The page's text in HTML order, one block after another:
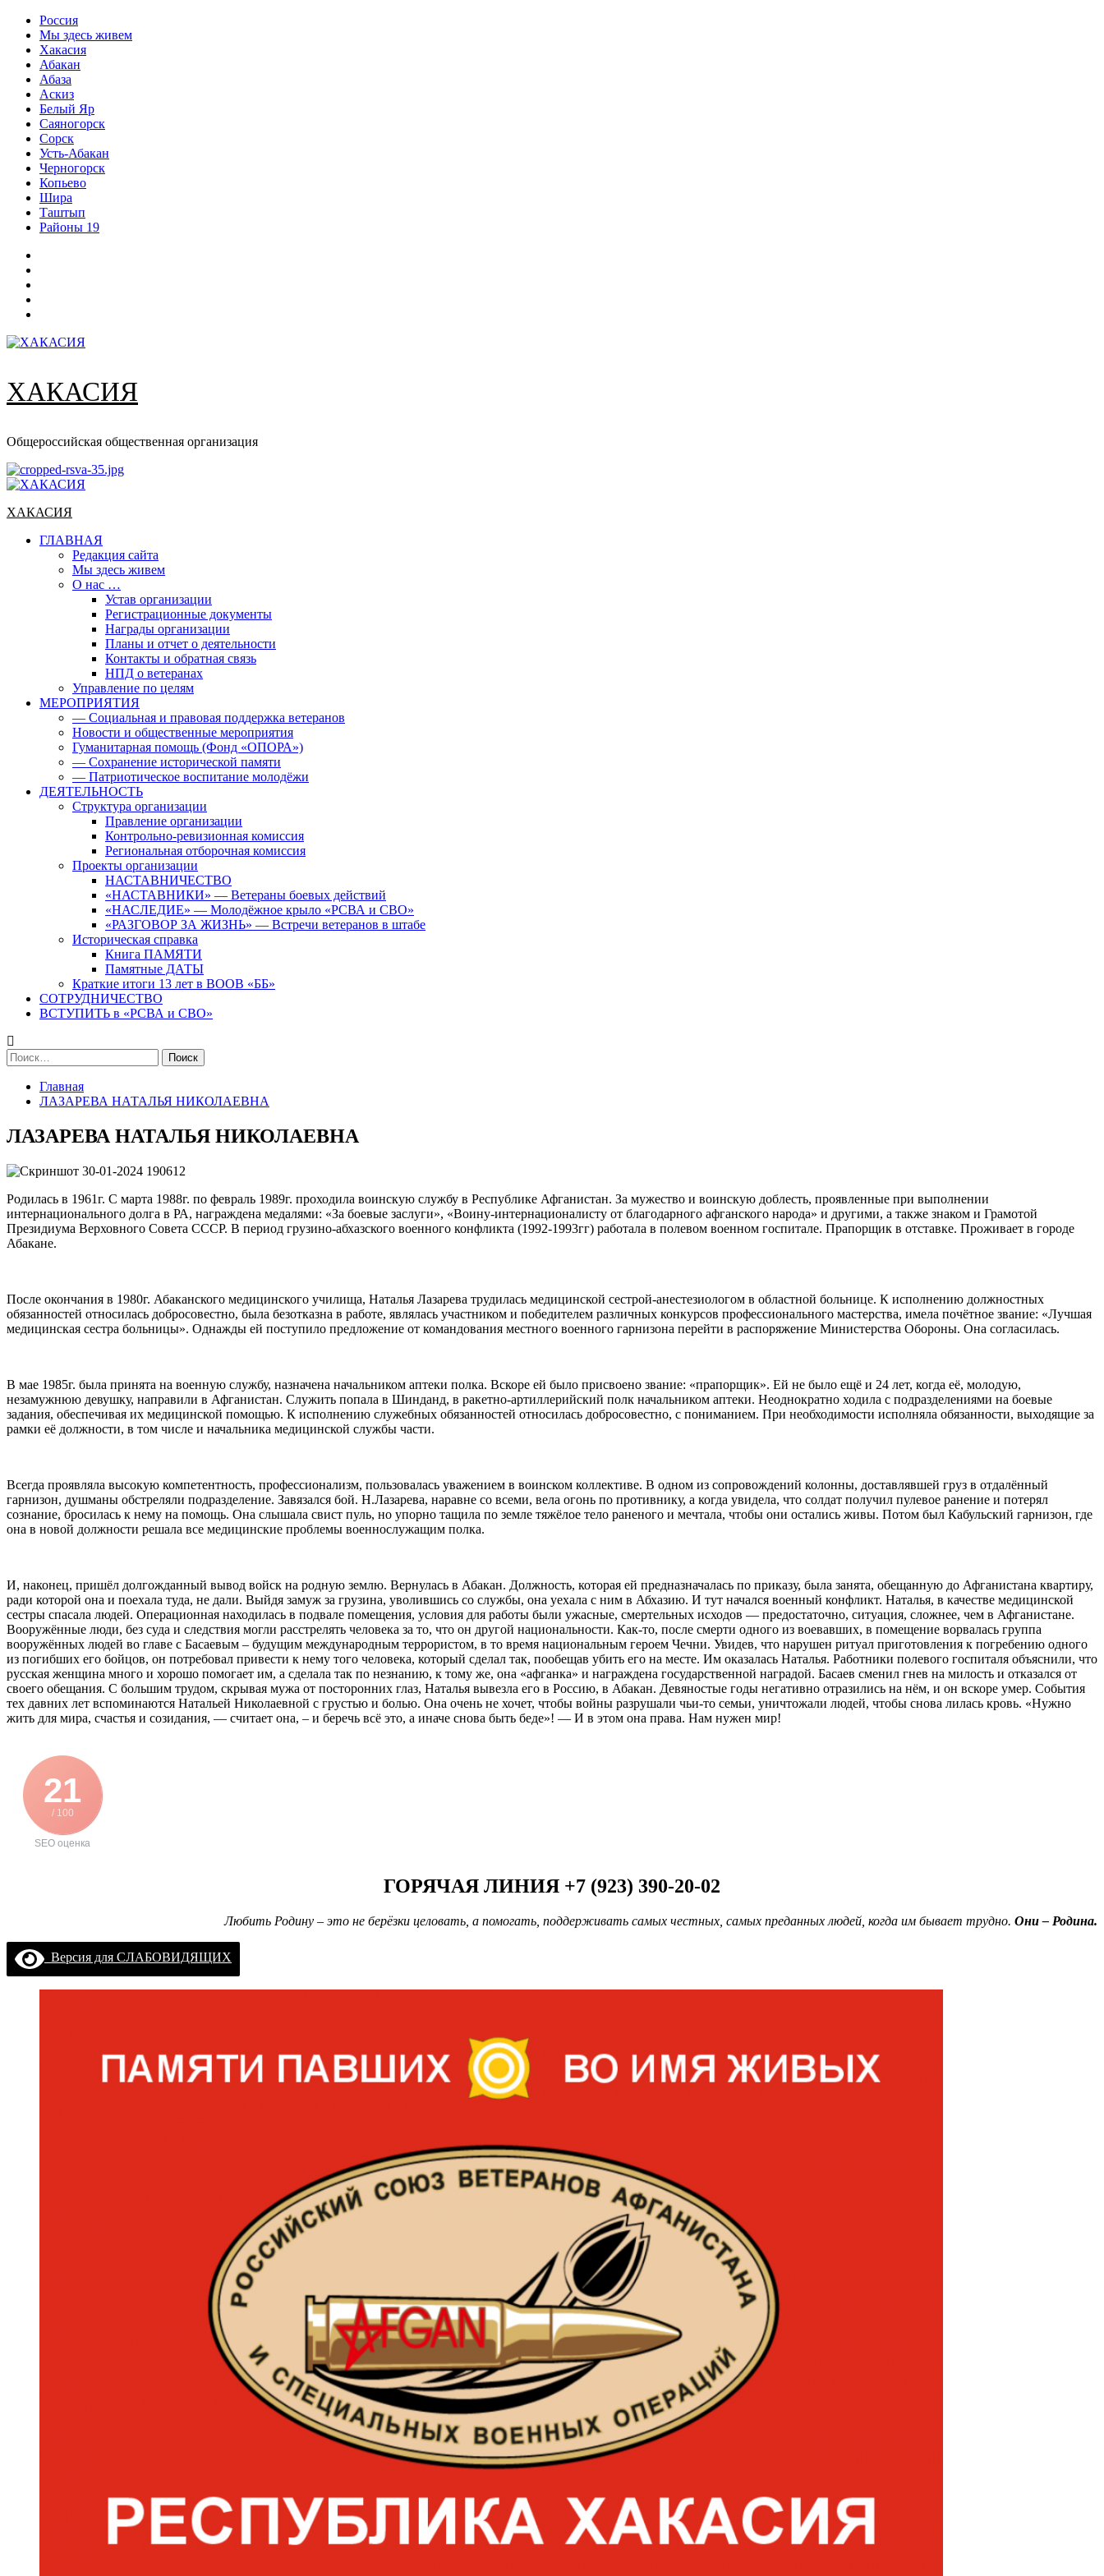
Перейти
содержимому
Россия
Мы здесь живем
Хакасия
Абакан
Абаза
Аскиз
Белый Яр
Саяногорск
Сорск
Усть-Абакан
Черногорск
Копьево
Шира
Таштып
Районы 19
ХАКАСИЯ
Общероссийская общественная организация
Основное
ХАКАСИЯ
ГЛАВНАЯ
Редакция сайта
Мы здесь живем
О нас …
Устав организации
Регистрационные документы
Награды организации
Планы и отчет о деятельности
Контакты и обратная связь
НПД о ветеранах
Управление по целям
МЕРОПРИЯТИЯ
— Социальная и правовая поддержка ветеранов
Новости и общественные мероприятия
Гуманитарная помощь (Фонд «ОПОРА»)
— Сохранение исторической памяти
— Патриотическое воспитание молодёжи
ДЕЯТЕЛЬНОСТЬ
Структура организации
Правление организации
Контрольно-ревизионная комиссия
Региональная отборочная комиссия
Проекты организации
НАСТАВНИЧЕСТВО
«НАСТАВНИКИ» — Ветераны боевых действий
«НАСЛЕДИЕ» — Молодёжное крыло «РСВА и СВО»
«РАЗГОВОР ЗА ЖИЗНЬ» — Встречи ветеранов в штабе
Историческая справка
Книга ПАМЯТИ
Памятные ДАТЫ
Краткие итоги 13 лет в ВООВ «ББ»
СОТРУДНИЧЕСТВО
ВСТУПИТЬ в «РСВА и СВО»
Найти:
Главная
ЛАЗАРЕВА НАТАЛЬЯ НИКОЛАЕВНА
ЛАЗАРЕВА НАТАЛЬЯ НИКОЛАЕВНА
Родилась в 1961г. С марта 1988г. по февраль 1989г. проходила воинскую службу в Республике Афганистан. За мужество и воинскую доблесть, проявленные при выполнении
интернационального долга в РА, награждена медалями: «За боевые заслуги», «Воину-интернационалисту от благодарного афганского народа» и другими, а также знаком и Грамотой
Президиума Верховного Совета СССР. В период грузино-абхазского военного конфликта (1992-1993гг) работала в полевом военном госпитале. Прапорщик в отставке. Проживает в городе
Абакане.
После окончания в 1980г. Абаканского медицинского училища, Наталья Лазарева трудилась медицинской сестрой-анестезиологом в областной больнице. К исполнению должностных
обязанностей относилась добросовестно, была безотказна в работе, являлась участником и победителем различных конкурсов профессионального мастерства, имела почётное звание: «Лучшая
медицинская сестра больницы». Однажды ей поступило предложение от командования местного военного гарнизона перейти в распоряжение Министерства Обороны. Она согласилась.
В мае 1985г. была принята на военную службу, назначена начальником аптеки полка. Вскоре ей было присвоено звание: «прапорщик». Ей не было ещё и 24 лет, когда её, молодую,
незамужнюю девушку, направили в Афганистан. Служить попала в Шинданд, в ракетно-артиллерийский полк начальником аптеки. Неоднократно ходила с подразделениями на боевые
задания, обеспечивая их медицинской помощью. К исполнению служебных обязанностей относилась добросовестно, с пониманием. При необходимости исполняла обязанности, выходящие за
рамки её должности, в том числе и начальника медицинской службы части.
Всегда проявляла высокую компетентность, профессионализм, пользовалась уважением в воинском коллективе. В одном из сопровождений колонны, доставлявшей груз в отдалённый
гарнизон, душманы обстреляли подразделение. Завязался бой. Н.Лазарева, наравне со всеми, вела огонь по противнику, а когда увидела, что солдат получил пулевое ранение и потерял
сознание, бросилась к нему на помощь. Она слышала свист пуль, но упорно тащила по земле тяжёлое тело раненого и мечтала, чтобы они остались живы. Потом был Кабульский гарнизон, где
она в новой должности решала все медицинские проблемы военнослужащим полка.
И, наконец, пришёл долгожданный вывод войск на родную землю. Вернулась в Абакан. Должность, которая ей предназначалась по приказу, была занята, обещанную до Афганистана квартиру,
ради которой она и поехала туда, не дали. Выйдя замуж за грузина, уволившись со службы, она уехала с ним в Абхазию. И тут начался военный конфликт. Наталья, в качестве медицинской
сестры спасала людей. Операционная находилась в подвале помещения, условия для работы были ужасные, смертельных исходов — предостаточно, ситуация, сложнее, чем в Афганистане.
Вооружённые люди, без суда и следствия могли расстрелять человека за то, что он другой национальности. Как-то, после смерти одного из воевавших, в помещение ворвалась группа
вооружённых людей во главе с Басаевым – будущим международным террористом, в то время национальным героем Чечни. Увидев, что нарушен ритуал приготовления к погребению одного
из погибших его бойцов, он потребовал привести к нему того человека, который сделал так, пообещав убить его на месте. Им оказалась Наталья. Работники полевого госпиталя объяснили, что
русская женщина много и хорошо помогает им, а сделала так по незнанию, к тому же, она «афганка» и награждена государственной наградой. Басаев сменил гнев на милость и отказался от
своего обещания. С большим трудом, скрывая мужа от посторонних глаз, Наталья вывезла его в Россию, в Абакан. Девяностые годы негативно отразились на нём, и он вскоре умер. События
тех давних лет вспоминаются Натальей Николаевной с грустью и болью. Она очень не хочет, чтобы войны разрушали чьи-то семьи, уничтожали людей, чтобы снова лилась кровь. «Нужно
жить для мира, счастья и созидания, — считает она, – и беречь всё это, а иначе снова быть беде»! — И в этом она права. Нам нужен мир!
21
/ 100
SEO оценка
ГОРЯЧАЯ ЛИНИЯ +7 (923) 390-20-02
Любить Родину – это не берёзки целовать, а помогать, поддерживать самых честных, самых преданных людей, когда им бывает трудно. Они – Родина.
Версия для СЛАБОВИДЯЩИХ